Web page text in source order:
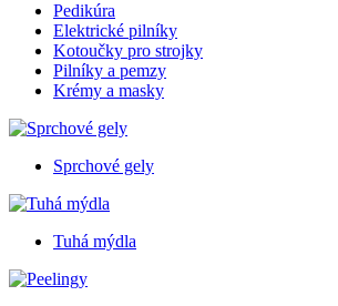
Pedikúra
Elektrické pilníky
Kotoučky pro strojky
Pilníky a pemzy
Krémy a masky
Sprchové gely
Tuhá mýdla